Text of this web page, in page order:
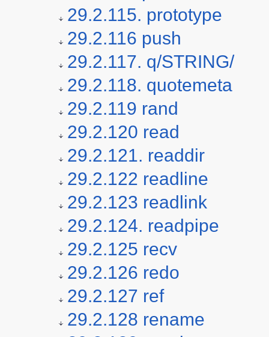
29.2.115. prototype
29.2.116 push
29.2.117. q/STRING/
29.2.118. quotemeta
29.2.119 rand
29.2.120 read
29.2.121. readdir
29.2.122 readline
29.2.123 readlink
29.2.124. readpipe
29.2.125 recv
29.2.126 redo
29.2.127 ref
29.2.128 rename